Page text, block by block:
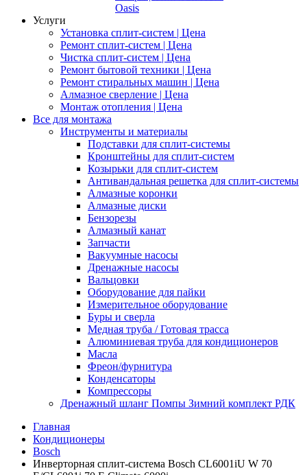
Oasis
Услуги
Установка сплит-систем | Цена
Ремонт сплит-систем | Цена
Чистка сплит-систем | Цена
Ремонт бытовой техники | Цена
Ремонт стиральных машин | Цена
Алмазное сверление | Цена
Монтаж отопления | Цена
Все для монтажа
Инструменты и материалы
Подставки для сплит-системы
Кронштейны для сплит-систем
Козырьки для сплит-систем
Антивандальная решетка для сплит-системы
Алмазные коронки
Алмазные диски
Бензорезы
Алмазный канат
Запчасти
Вакуумные насосы
Дренажные насосы
Вальцовки
Оборудование для пайки
Измерительное оборудование
Буры и сверла
Медная труба / Готовая трасса
Алюминиевая труба для кондиционеров
Масла
Фреон/фурнитура
Конденсаторы
Компрессоры
Дренажный шланг Помпы Зимний комплект РДК
Главная
Кондиционеры
Bosch
Инверторная сплит-система Bosch CL6001iU W 70